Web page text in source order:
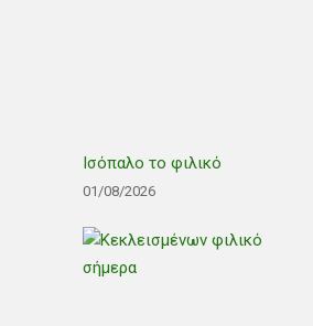
Ισόπαλο το φιλικό
01/08/2026